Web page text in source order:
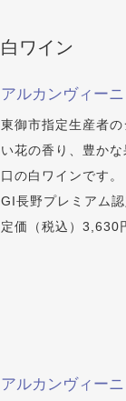
白ワイン
アルカンヴィー
東御市指定生産者
い花の香り、豊か
口の白ワインです。
GI長野プレミアム認
定価（税込）3,630
アルカンヴィー